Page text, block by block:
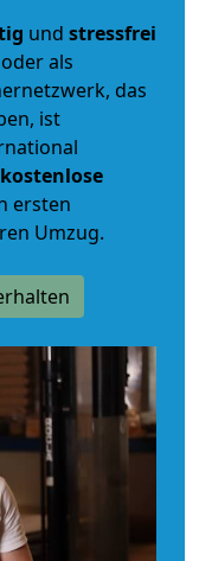
und stressfrei
oder als
das
ist
ersten
Umzug.